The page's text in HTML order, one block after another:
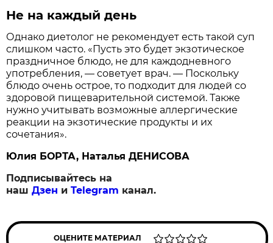
Не на каждый день
Однако диетолог не рекомендует есть такой суп
слишком часто. «Пусть это будет экзотическое
праздничное блюдо, не для каждодневного
употребления, — советует врач. — Поскольку
блюдо очень острое, то подходит для людей со
здоровой пищеварительной системой. Также
нужно учитывать возможные аллергические
реакции на экзотические продукты и их
сочетания».
Юлия БОРТА, Наталья ДЕНИСОВА
Подписывайтесь на
нашДзен иTelegram канал.
ОЦЕНИТЕ МАТЕРИАЛ